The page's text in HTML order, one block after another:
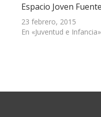
Espacio Joven
23 febrero, 2015
En «Juventud e Infancia»